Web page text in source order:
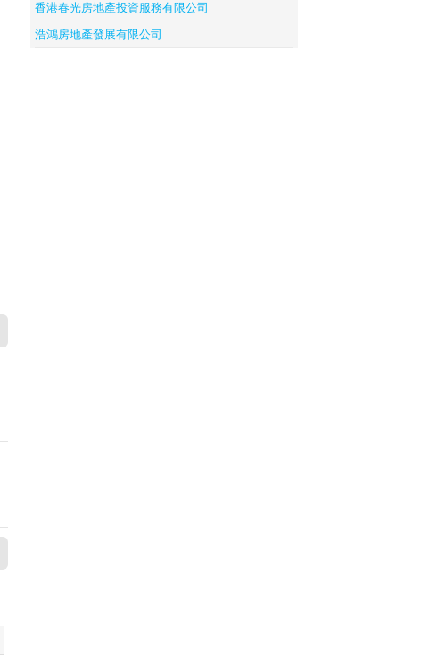
香港春光房地產投資服務有限公司
浩鴻房地產發展有限公司